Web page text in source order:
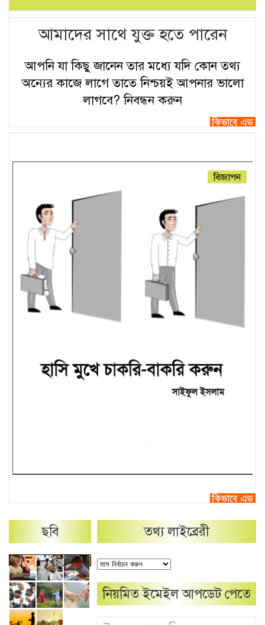
আমাদের সাথে যুক্ত হতে পারেন
আপনি যা কিছু জানেন তার মধ্যে যদি কোন তথ্য
অন্যের কাজে লাগে তাতে নিশ্চয়ই আপনার ভালো
লাগবে?নিবন্ধন করুন
বিজ্ঞাপন
ছবি তথ্য লাইব্রেরী
নিয়মিত ইমেইল আপডেট পেতে